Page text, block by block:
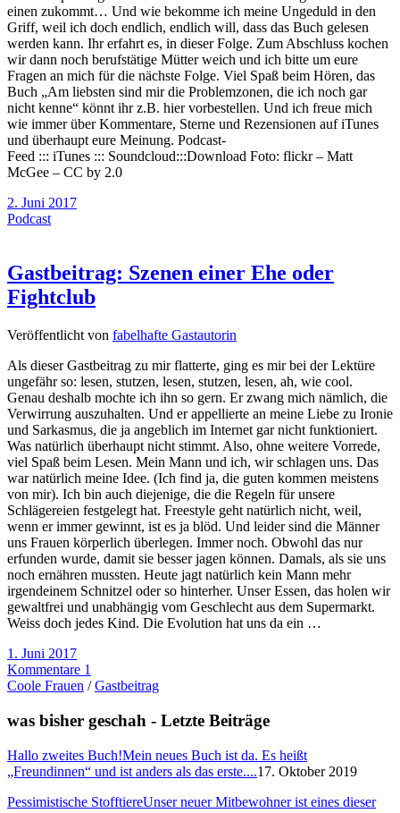
einen zukommt… Und wie bekomme ich meine Ungeduld in den
Griff, weil ich doch endlich, endlich will, dass das Buch gelesen
werden kann. Ihr erfahrt es, in dieser Folge. Zum Abschluss kochen
wir dann noch berufstätige Mütter weich und ich bitte um eure
Fragen an mich für die nächste Folge. Viel Spaß beim Hören, das
Buch „Am liebsten sind mir die Problemzonen, die ich noch gar
nicht kenne“ könnt ihr z.B. hier vorbestellen. Und ich freue mich
wie immer über Kommentare, Sterne und Rezensionen auf iTunes
und überhaupt eure Meinung. Podcast-
Feed ::: iTunes ::: Soundcloud:::Download Foto: flickr – Matt
McGee – CC by 2.0
2. Juni 2017
Podcast
Gastbeitrag: Szenen einer Ehe oder
Fightclub
Veröffentlicht von fabelhafte Gastautorin
Als dieser Gastbeitrag zu mir flatterte, ging es mir bei der Lektüre
ungefähr so: lesen, stutzen, lesen, stutzen, lesen, ah, wie cool.
Genau deshalb mochte ich ihn so gern. Er zwang mich nämlich, die
Verwirrung auszuhalten. Und er appellierte an meine Liebe zu Ironie
und Sarkasmus, die ja angeblich im Internet gar nicht funktioniert.
Was natürlich überhaupt nicht stimmt. Also, ohne weitere Vorrede,
viel Spaß beim Lesen. Mein Mann und ich, wir schlagen uns. Das
war natürlich meine Idee. (Ich find ja, die guten kommen meistens
von mir). Ich bin auch diejenige, die die Regeln für unsere
Schlägereien festgelegt hat. Freestyle geht natürlich nicht, weil,
wenn er immer gewinnt, ist es ja blöd. Und leider sind die Männer
uns Frauen körperlich überlegen. Immer noch. Obwohl das nur
erfunden wurde, damit sie besser jagen können. Damals, als sie uns
noch ernähren mussten. Heute jagt natürlich kein Mann mehr
irgendeinem Schnitzel oder so hinterher. Unser Essen, das holen wir
gewaltfrei und unabhängig vom Geschlecht aus dem Supermarkt.
Weiss doch jedes Kind. Die Evolution hat uns da ein …
1. Juni 2017
Kommentare 1
Coole Frauen /Gastbeitrag
was bisher geschah - Letzte Beiträge
Hallo zweites Buch!Mein neues Buch ist da. Es heißt
„Freundinnen“ und ist anders als das erste....17. Oktober 2019
Pessimistische StofftiereUnser neuer Mitbewohner ist eines dieser